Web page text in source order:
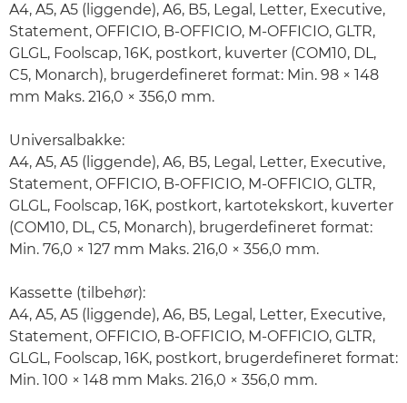
A4, A5, A5 (liggende), A6, B5, Legal, Letter, Executive,
Statement, OFFICIO, B-OFFICIO, M-OFFICIO, GLTR,
GLGL, Foolscap, 16K, postkort, kuverter (COM10, DL,
C5, Monarch), brugerdefineret format: Min. 98 × 148
mm Maks. 216,0 × 356,0 mm.
Universalbakke:
A4, A5, A5 (liggende), A6, B5, Legal, Letter, Executive,
Statement, OFFICIO, B-OFFICIO, M-OFFICIO, GLTR,
GLGL, Foolscap, 16K, postkort, kartotekskort, kuverter
(COM10, DL, C5, Monarch), brugerdefineret format:
Min. 76,0 × 127 mm Maks. 216,0 × 356,0 mm.
Kassette (tilbehør):
A4, A5, A5 (liggende), A6, B5, Legal, Letter, Executive,
Statement, OFFICIO, B-OFFICIO, M-OFFICIO, GLTR,
GLGL, Foolscap, 16K, postkort, brugerdefineret format:
Min. 100 × 148 mm Maks. 216,0 × 356,0 mm.